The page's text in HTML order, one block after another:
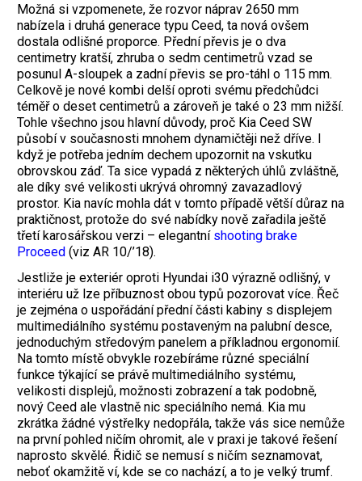
Možná si vzpomenete, že rozvor náprav 2650 mm
nabízela i druhá generace typu Ceed, ta nová ovšem
dostala odlišné proporce. Přední převis je o dva
centimetry kratší, zhruba o sedm centimetrů vzad se
posunul A-sloupek a zadní převis se pro-táhl o 115 mm.
Celkově je nové kombi delší oproti svému předchůdci
téměř o deset centimetrů a zároveň je také o 23 mm nižší.
Tohle všechno jsou hlavní důvody, proč Kia Ceed SW
působí v současnosti mnohem dynamičtěji než dříve. I
když je potřeba jedním dechem upozornit na vskutku
obrovskou záď. Ta sice vypadá z některých úhlů zvláštně,
ale díky své velikosti ukrývá ohromný zavazadlový
prostor. Kia navíc mohla dát v tomto případě větší důraz na
praktičnost, protože do své nabídky nově zařadila ještě
třetí karosářskou verzi – elegantní shooting brake
Proceed (viz AR 10/’18).
Jestliže je exteriér oproti Hyundai i30 výrazně odlišný, v
interiéru už lze příbuznost obou typů pozorovat více. Řeč
je zejména o uspořádání přední části kabiny s displejem
multimediálního systému postaveným na palubní desce,
jednoduchým středovým panelem a příkladnou ergonomií.
Na tomto místě obvykle rozebíráme různé speciální
funkce týkající se právě multimediálního systému,
velikosti displejů, možnosti zobrazení a tak podobně,
nový Ceed ale vlastně nic speciálního nemá. Kia mu
zkrátka žádné výstřelky nedopřála, takže vás sice nemůže
na první pohled ničím ohromit, ale v praxi je takové řešení
naprosto skvělé. Řidič se nemusí s ničím seznamovat,
neboť okamžitě ví, kde se co nachází, a to je velký trumf.